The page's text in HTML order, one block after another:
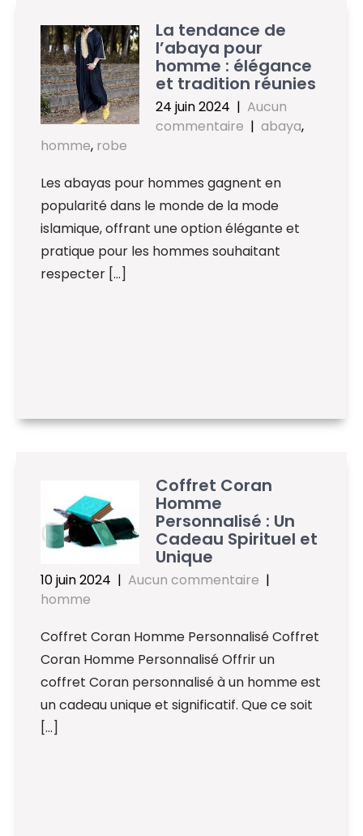
La tendance de
l’abaya pour
homme : élégance
et tradition réunies
24 juin 2024 | Aucun
commentaire | abaya,
homme, robe
Les abayas pour hommes gagnent en
popularité dans le monde de la mode
islamique, offrant une option élégante et
pratique pour les hommes souhaitant
respecter […]
Coffret Coran
Homme
Personnalisé : Un
Cadeau Spirituel et
Unique
10 juin 2024 | Aucun commentaire |
homme
Coffret Coran Homme Personnalisé Coffret
Coran Homme Personnalisé Offrir un
coffret Coran personnalisé à un homme est
un cadeau unique et significatif. Que ce soit
[…]